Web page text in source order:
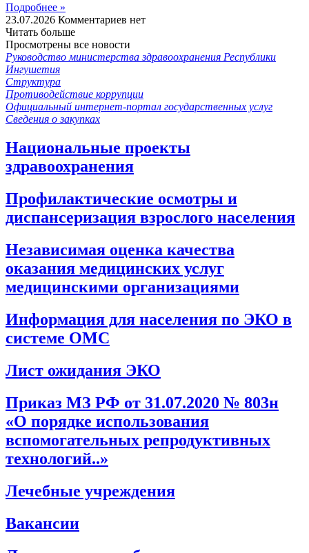
Подробнее »
23.07.2026 Комментариев нет
Читать больше
Просмотрены все новости
Руководство министерства здравоохранения Республики
Ингушетия
Структура
Противодействие коррупции
Официальный интернет-портал государственных услуг
Сведения о закупках
Национальные проекты
здравоохранения
Профилактические осмотры и
диспансеризация взрослого населения
Независимая оценка качества
оказания медицинских услуг
медицинскими организациями
Информация для населения по ЭКО в
системе ОМС
Лист ожидания ЭКО
Приказ МЗ РФ от 31.07.2020 № 803н
«О порядке использования
вспомогательных репродуктивных
технологий..»
Лечебные учреждения
Вакансии